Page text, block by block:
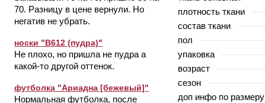
70. Разницу в цене вернули. Но
негатив не убрать.
носки "В612 (пудра)"
Не плохо, но пришла не пудра а
какой-то другой оттенок.
футболка "Ариадна [бежевый]"
Нормальная футболка, после
плотность ткани
состав ткани
пол
упаковка
возраст
сезон
доп инфо по размеру